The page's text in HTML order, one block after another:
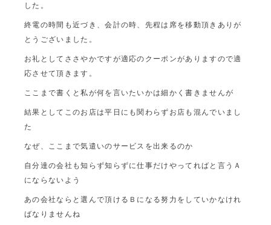
した。
終電の時間も近づき、会計の時、先程は席を移動頂きありが
とうございました。
お礼としてささやかですが適応のクーポンがありますので適
応させて頂きます。
ここまで書くと私が何を言いたいかは細かく書きませんが
結果としてこのお店は平日にも関わらずお店も混んでいまし
た
なぜ、ここまで気遣いのサービスを出来るのか
自分達の会社も知らず知らずに仕事だけやってればと言うＡ
にならないよう
あの会社ならと選んで頂けるＢになる努力をしていかなけれ
ばなりませんね